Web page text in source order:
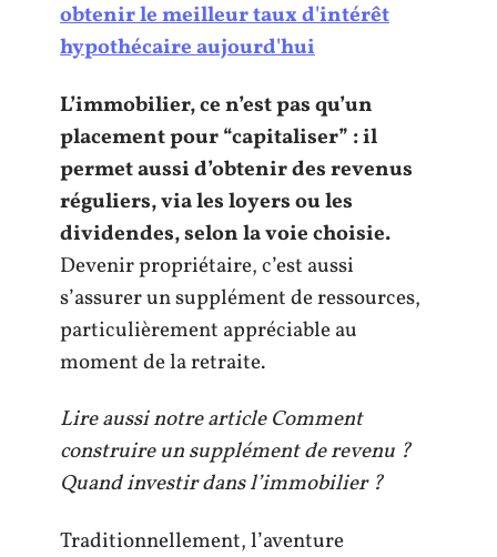
obtenir le meilleur taux d'intérêt
hypothécaire aujourd'hui
L’immobilier, ce n’est pas qu’un
placement pour “capitaliser” : il
permet aussi d’obtenir des revenus
réguliers, via les loyers ou les
dividendes, selon la voie choisie.
Devenir propriétaire, c’est aussi
s’assurer un supplément de ressources,
particulièrement appréciable au
moment de la retraite.
Lire aussi notre article Comment
construire un supplément de revenu ?
Quand investir dans l’immobilier ?
Traditionnellement, l’aventure